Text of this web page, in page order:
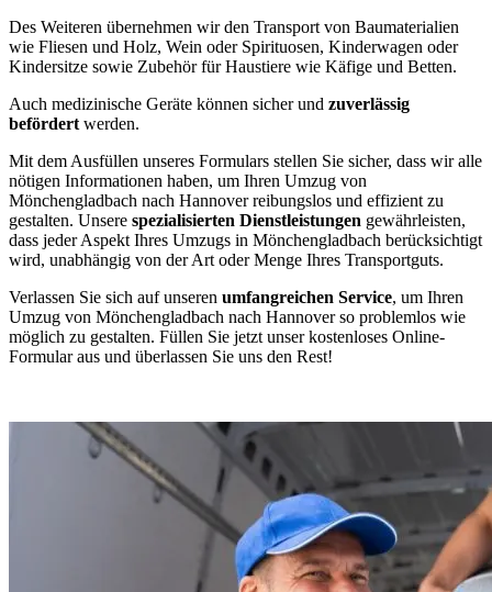
Des Weiteren übernehmen wir den Transport von Baumaterialien
wie Fliesen und Holz, Wein oder Spirituosen, Kinderwagen oder
Kindersitze sowie Zubehör für Haustiere wie Käfige und Betten.
Auch medizinische Geräte können sicher und zuverlässig
befördert werden.
Mit dem Ausfüllen unseres Formulars stellen Sie sicher, dass wir alle
nötigen Informationen haben, um Ihren Umzug von
Mönchengladbach nach Hannover reibungslos und effizient zu
gestalten. Unsere spezialisierten Dienstleistungen gewährleisten,
dass jeder Aspekt Ihres Umzugs in Mönchengladbach berücksichtigt
wird, unabhängig von der Art oder Menge Ihres Transportguts.
Verlassen Sie sich auf unseren umfangreichen Service, um Ihren
Umzug von Mönchengladbach nach Hannover so problemlos wie
möglich zu gestalten. Füllen Sie jetzt unser kostenloses Online-
Formular aus und überlassen Sie uns den Rest!